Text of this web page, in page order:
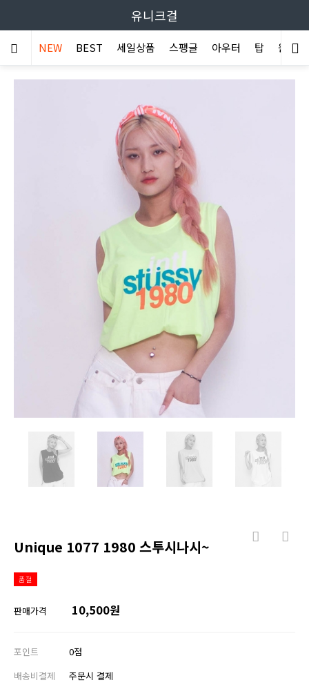
유니크걸
NEW BEST 세일상품 스팽글 아우터 탑 원피스
Unique 1077 1980 스투시나시~
품절
판매가격 10,500원
포인트
0점
배송비결제
주문시 결제